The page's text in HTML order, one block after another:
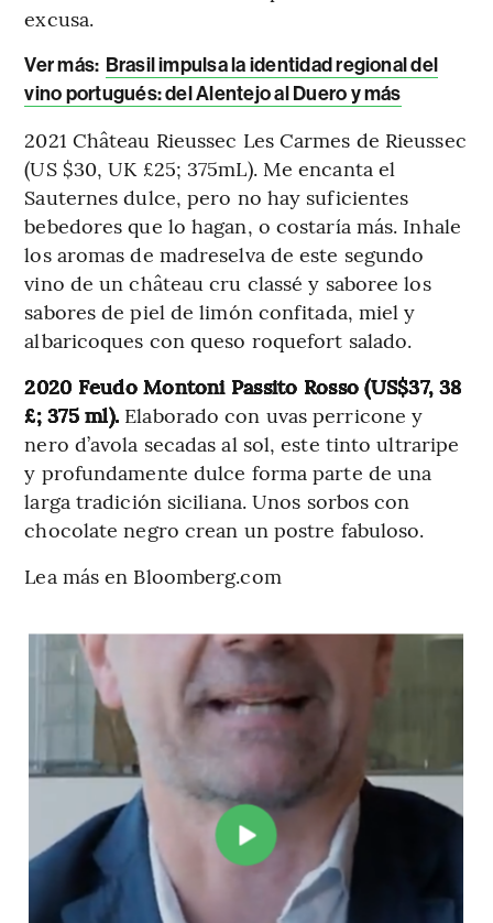
excusa.
Ver más: Brasil impulsa la identidad regional del
vino portugués: del Alentejo al Duero y más
2021 Château Rieussec Les Carmes de Rieussec
(US $30, UK £25; 375mL). Me encanta el
Sauternes dulce, pero no hay suficientes
bebedores que lo hagan, o costaría más. Inhale
los aromas de madreselva de este segundo
vino de un château cru classé y saboree los
sabores de piel de limón confitada, miel y
albaricoques con queso roquefort salado.
2020 Feudo Montoni Passito Rosso (US$37, 38
£; 375 ml). Elaborado con uvas perricone y
nero d’avola secadas al sol, este tinto ultraripe
y profundamente dulce forma parte de una
larga tradición siciliana. Unos sorbos con
chocolate negro crean un postre fabuloso.
Lea más en Bloomberg.com